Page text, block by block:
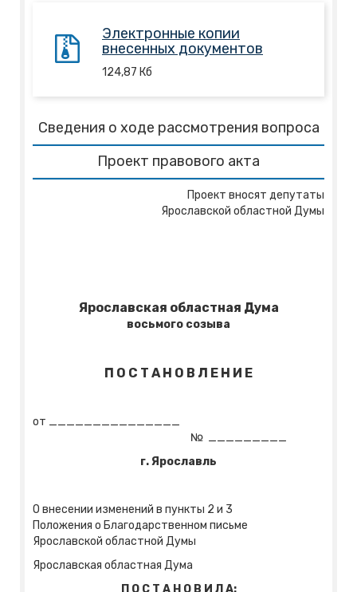
Электронные копии
внесенных документов
124,87 Кб
Сведения о ходе рассмотрения вопроса
Проект правового акта
Проект вносят депутаты
Ярославской областной Думы
Ярославская областная Дума
восьмого созыва
П О С Т А Н О В Л Е Н И Е
от _______________
№ _________
г. Ярославль
О внесении изменений в пункты 2 и 3
Положения о Благодарственном письме
Ярославской областной Думы
Ярославская областная Дума